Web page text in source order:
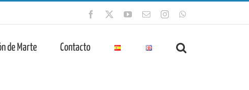
Facebook YouTube
CorreoInstagram
de Marte Contacto